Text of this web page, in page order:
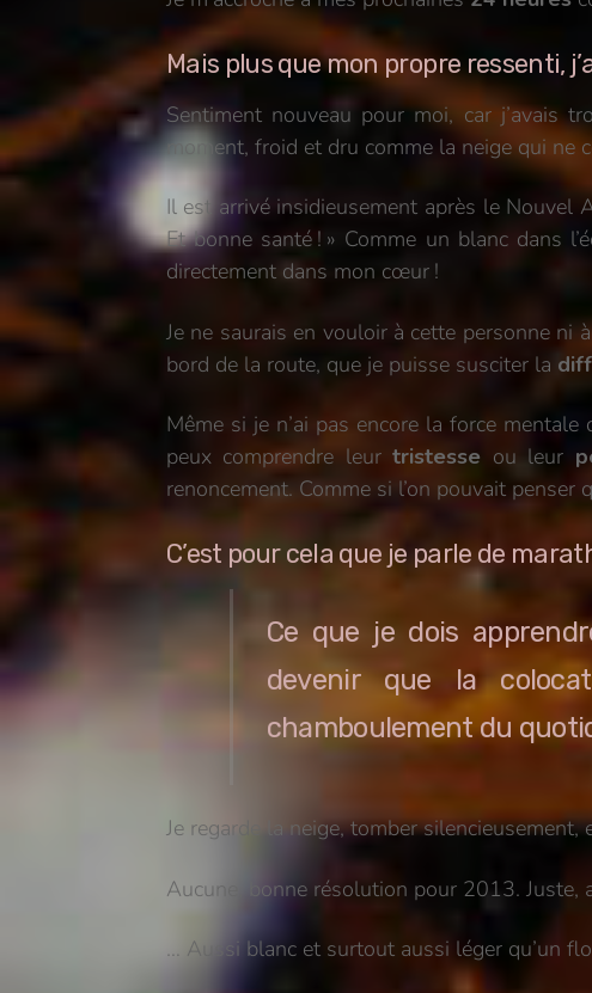
Mais plus que mon propre ressenti,
Sentiment nouveau pour moi, car j’avais
moment, froid et dru comme la neige qui ne
Il est arrivé insidieusement après le Nouvel
Et bonne santé ! » Comme un blanc dans
directement dans mon cœur !
Je ne saurais en vouloir à cette personne ni
bord de la route, que je puisse susciter la
Même si je n’ai pas encore la force
peux comprendre leurtristesse ou leur
renoncement. Comme si l’on pouvait penser
C’est pour cela que je parle de
Ce que je dois
devenir que la
chamboulement du
Je regarde la neige, tomber
Aucune, bonne résolution pour 2013. Juste,
… Aussi blanc et surtout aussi léger qu’un